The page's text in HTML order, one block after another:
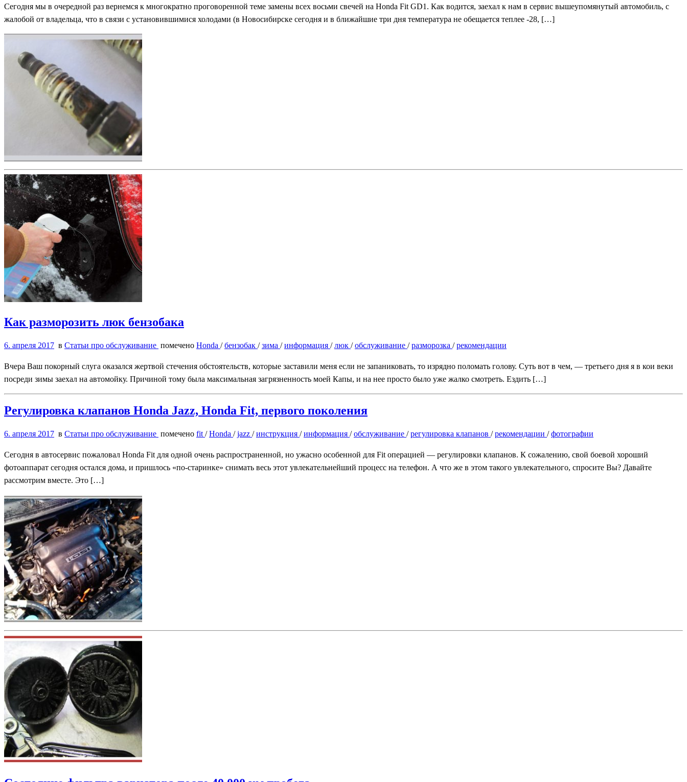
Сегодня мы в очередной раз вернемся к многократно проговоренной теме замены всех восьми свечей на Honda Fit GD1. Как водится, заехал к нам в сервис вышеупомянутый автомобиль, с
жалобой от владельца, что в связи с установившимися холодами (в Новосибирске сегодня и в ближайшие три дня температура не обещается теплее -28, […]
Как разморозить люк бензобака
6. апреля 2017 в Статьи про обслуживание помечено Honda /бензобак /зима /информация /люк /обслуживание /разморозка /рекомендации
Вчера Ваш покорный слуга оказался жертвой стечения обстоятельств, которые заставили меня если не запаниковать, то изрядно поломать голову. Суть вот в чем, — третьего дня я в кои веки
посреди зимы заехал на автомойку. Причиной тому была максимальная загрязненность моей Капы, и на нее просто было уже жалко смотреть. Ездить […]
Регулировка клапанов Honda Jazz, Honda Fit, первого поколения
6. апреля 2017 в Статьи про обслуживание помечено fit /Honda /jazz /инструкция /информация /обслуживание /регулировка клапанов /рекомендации /фотографии
Сегодня в автосервис пожаловал Honda Fit для одной очень распространенной, но ужасно особенной для Fit операцией — регулировки клапанов. К сожалению, свой боевой хороший
фотоаппарат сегодня остался дома, и пришлось «по-старинке» снимать весь этот увлекательнейший процесс на телефон. А что же в этом такого увлекательного, спросите Вы? Давайте
рассмотрим вместе. Это […]